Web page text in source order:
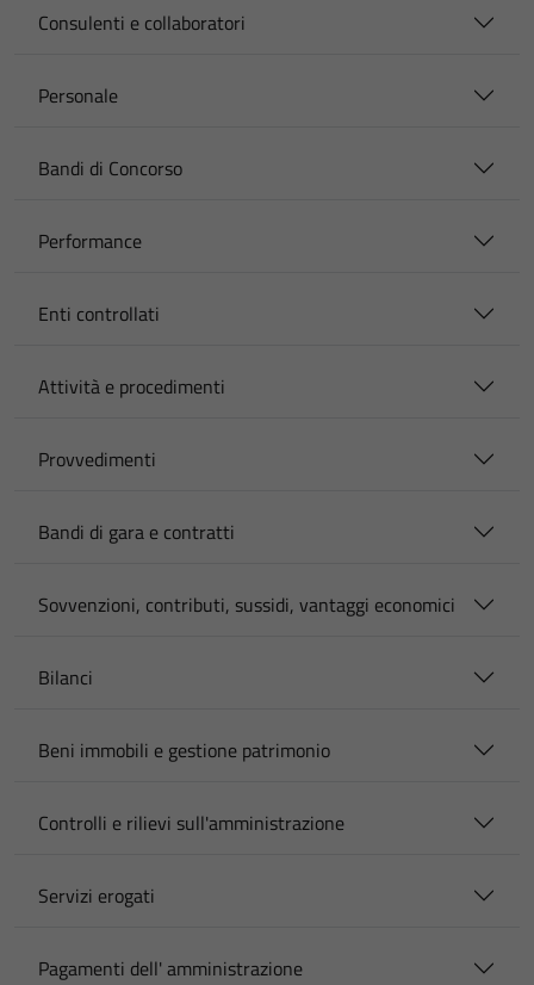
Consulenti e collaboratori
Personale
Bandi di Concorso
Performance
Enti controllati
Attività e procedimenti
Provvedimenti
Bandi di gara e contratti
Sovvenzioni, contributi, sussidi, vantaggi economici
Bilanci
Beni immobili e gestione patrimonio
Controlli e rilievi sull'amministrazione
Servizi erogati
Pagamenti dell' amministrazione